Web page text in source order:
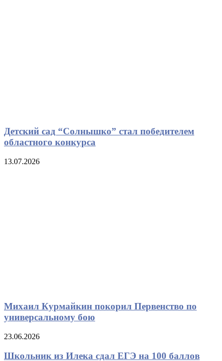
Детский сад “Солнышко” стал победителем
областного конкурса
13.07.2026
Михаил Курмайкин покорил Первенство по
универсальному бою
23.06.2026
Школьник из Илека сдал ЕГЭ на 100 баллов